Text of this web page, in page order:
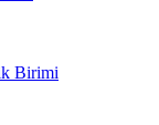
Birimi